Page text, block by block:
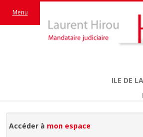
ILE DE
Menu
Accéder à mon espace